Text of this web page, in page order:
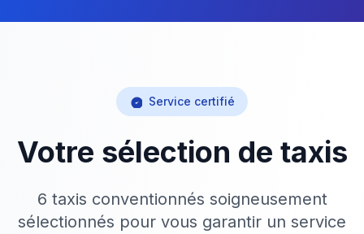
Service certifié
Votre sélection de taxis
6 taxis conventionnés soigneusement
sélectionnés pour vous garantir un service